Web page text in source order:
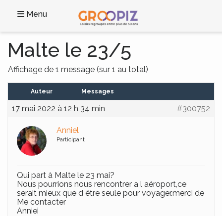
Menu
Malte le 23/5
Affichage de 1 message (sur 1 au total)
Auteur Messages
17 mai 2022 à 12 h 34 min #300752
Anniel
Participant
Qui part à Malte le 23 mai?
Nous pourrions nous rencontrer a l aéroport,ce
serait mieux que d être seule pour voyager.merci de
Me contacter
Anniei